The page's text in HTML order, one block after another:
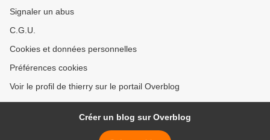
Signaler un abus
C.G.U.
Cookies et données personnelles
Préférences cookies
Voir le profil de thierry sur le portail Overblog
Créer un blog sur Overblog